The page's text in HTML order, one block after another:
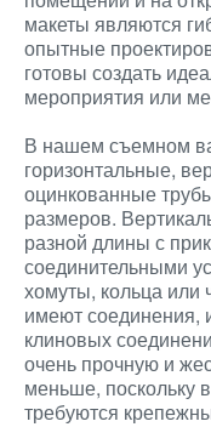
макеты являются
опытные
готовы создать
мероприятия или
В нашем съемном
горизонтальные,
оцинкованные
размеров.
разной длины с
соединительными
хомуты, кольца или
имеют соединения,
клиновых
очень прочную и
меньше, поскольку
требуются